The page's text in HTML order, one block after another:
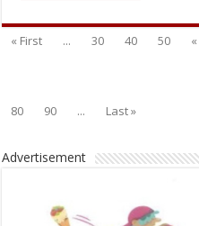
« First ... 30 40 50 «
80
90 ... Last »
Advertisement